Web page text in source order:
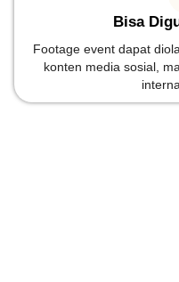
Bisa
Footage event dapat
konten media sosial,